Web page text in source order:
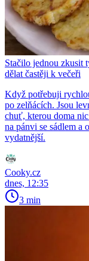
Stačilo jednou zkusit
dělat častěji k večeři
Když potřebuji
po zelňácích. Jsou
chuť, kterou doma
na pánvi se sádlem a
vydatnější.
Cooky.cz
dnes, 12:35
3 min